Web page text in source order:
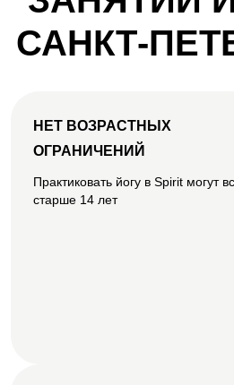
САНКТ-
НЕТ ВОЗРАСТНЫХ
ОГРАНИЧЕНИЙ
Практиковать йогу в Spirit могут
старше 14 лет